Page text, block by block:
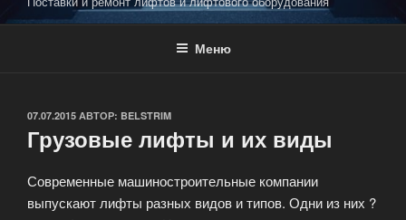
Меню
ОПУБЛИКОВАНО
07.07.2015 АВТОР: BELSTRIM
Грузовые лифты и их виды
Современные машиностроительные компании
выпускают лифты разных видов и типов. Одни из них ?